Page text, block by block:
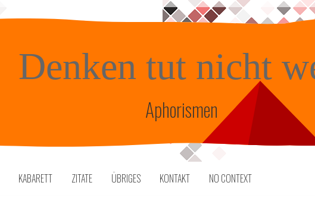
Denken tut nicht
Aphorismen
KABARETT ZITATE ÜBRIGES KONTAKT NO CONTEXT